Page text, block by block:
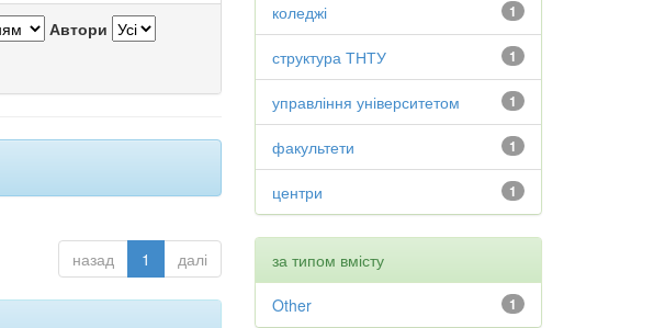
Автори
назад 1 далі
1
коледжі
1
структура ТНТУ
1
управління університетом
1
факультети
1
центри
за типом вмісту
1
Other